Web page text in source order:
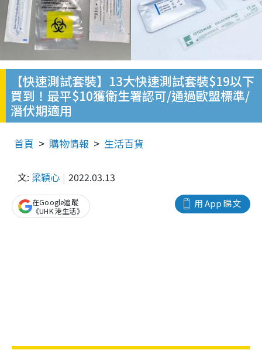
【快速測試套裝】13大快速測試套裝$19以下
買到！最平$10獲衛生署認可/通過歐盟標準/
潛伏期適用
首頁 購物情報 生活百貨
文: 梁穎心 2022.03.13
用 App 睇文
在Google追蹤
《UHK 港生活》